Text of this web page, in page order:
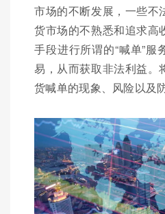
市场的不断发展，一些不
货市场的不熟悉和追求高
手段进行所谓的“喊单”服
易，从而获取非法利益。
货喊单的现象、风险以及